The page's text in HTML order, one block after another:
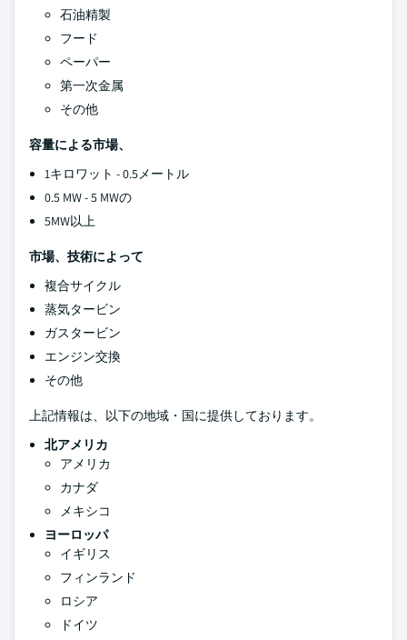
石油精製
フード
ペーパー
第一次金属
その他
容量による市場、
1キロワット - 0.5メートル
0.5 MW - 5 MWの
5MW以上
市場、技術によって
複合サイクル
蒸気タービン
ガスタービン
エンジン交換
その他
上記情報は、以下の地域・国に提供しております。
北アメリカ
アメリカ
カナダ
メキシコ
ヨーロッパ
イギリス
フィンランド
ロシア
ドイツ